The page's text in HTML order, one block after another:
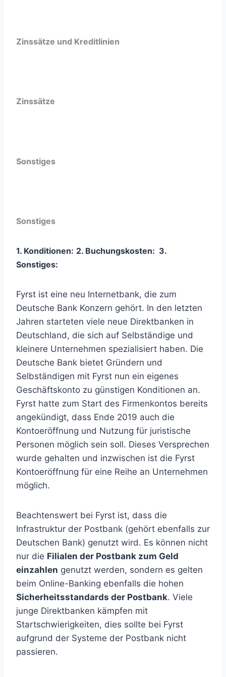
Zinssätze und Kreditlinien
Zinssätze
Sonstiges
Sonstiges
1. Konditionen: 2. Buchungskosten: 3.
Sonstiges:
Fyrst ist eine neu Internetbank, die zum
Deutsche Bank Konzern gehört. In den letzten
Jahren starteten viele neue Direktbanken in
Deutschland, die sich auf Selbständige und
kleinere Unternehmen spezialisiert haben. Die
Deutsche Bank bietet Gründern und
Selbständigen mit Fyrst nun ein eigenes
Geschäftskonto zu günstigen Konditionen an.
Fyrst hatte zum Start des Firmenkontos bereits
angekündigt, dass Ende 2019 auch die
Kontoeröffnung und Nutzung für juristische
Personen möglich sein soll. Dieses Versprechen
wurde gehalten und inzwischen ist die Fyrst
Kontoeröffnung für eine Reihe an Unternehmen
möglich.
Beachtenswert bei Fyrst ist, dass die
Infrastruktur der Postbank (gehört ebenfalls zur
Deutschen Bank) genutzt wird. Es können nicht
nur die Filialen der Postbank zum Geld
einzahlen genutzt werden, sondern es gelten
beim Online-Banking ebenfalls die hohen
Sicherheitsstandards der Postbank. Viele
junge Direktbanken kämpfen mit
Startschwierigkeiten, dies sollte bei Fyrst
aufgrund der Systeme der Postbank nicht
passieren.